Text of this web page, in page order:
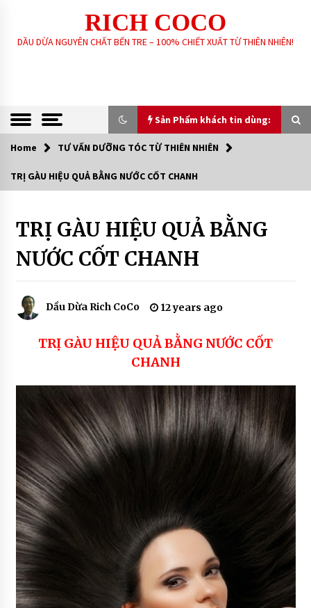
content
RICH COCO
DẦU DỪA NGUYÊN CHẤT BẾN TRE – 100% CHIẾT XUẤT TỪ THIÊN NHIÊN!
Sản Phẩm khách tin dùng:
Sản Phẩm khách tin dùng:
THEO YÊU CẦU
6 years ago
DẦU DỪA NGUYÊN CHẤT – RICH COCO
XÀ PHÒNG SINH DƯỢC THIÊN NHIÊN – RICH
7 years ago
7 years ago
SẢN PHẨM THIÊN NHIÊN ĐƯỢC TIN DÙNG
7 years ago
Home TƯ VẤN DƯỠNG TÓC TỪ THIÊN NHIÊN
TRỊ GÀU HIỆU QUẢ BẰNG NƯỚC CỐT CHANH
TƯ VẤN
DƯỠNG
TỪ
THIÊN
TRỊ GÀU HIỆU QUẢ BẰNG
NƯỚC CỐT CHANH
Dầu Dừa Rich CoCo 12 years ago
TRỊ GÀU HIỆU QUẢ BẰNG NƯỚC CỐT
CHANH